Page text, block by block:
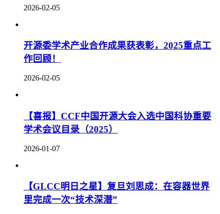
2026-02-05
开源委学术产业合作成果获表彰，2025重点工
作回顾！
2026-02-05
【喜报】CCF中国开源大会入选中国科协重要
学术会议目录（2025）
2026-01-07
【GLCC明日之星】复旦刘思成：在容器世界
里完成一次“技术深潜”